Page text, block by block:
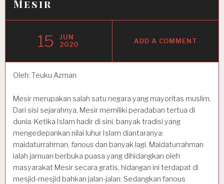
Mesir
15
JUN
2020
ADD A COMMENT
Oleh: Teuku Azman
Mesir merupakan salah satu negara yang mayoritas muslim.
Dari sisi sejarahnya, Mesir memiliki peradaban tertua di
dunia. Ketika Islam hadir di sini, banyak tradisi yang
mengedepankan nilai luhur Islam diantaranya:
maidaturrahman, fanous dan banyak lagi. Maidaturrahman
ialah jamuan berbuka puasa yang dihidangkan oleh
masyarakat Mesir secara gratis, hidangan ini terdapat di
mesjid-mesjid bahkan jalan-jalan. Sedangkan fanous